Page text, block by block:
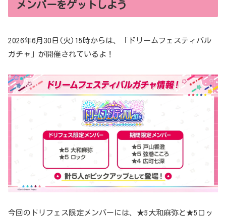
メンバーをゲットしよう
2026年6月30日(火)15時からは、「ドリームフェスティバル
ガチャ」が開催されているよ！
今回のドリフェス限定メンバーには、★5大和麻弥と★5ロッ